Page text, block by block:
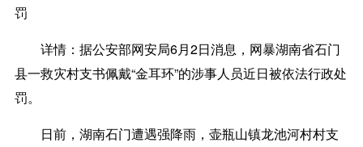
罚
详情： 据公安部网安局6月2日消息，网暴湖南省石门
县一救灾村支书佩戴“金耳环”的涉事人员近日被依法行政处
罚。
日前，湖南石门遭遇强降雨，壶瓶山镇龙池河村村支